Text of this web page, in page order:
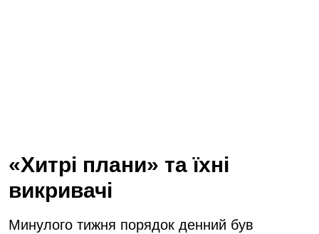
«Хитрі плани» та їхні
викривачі
Минулого тижня порядок денний був